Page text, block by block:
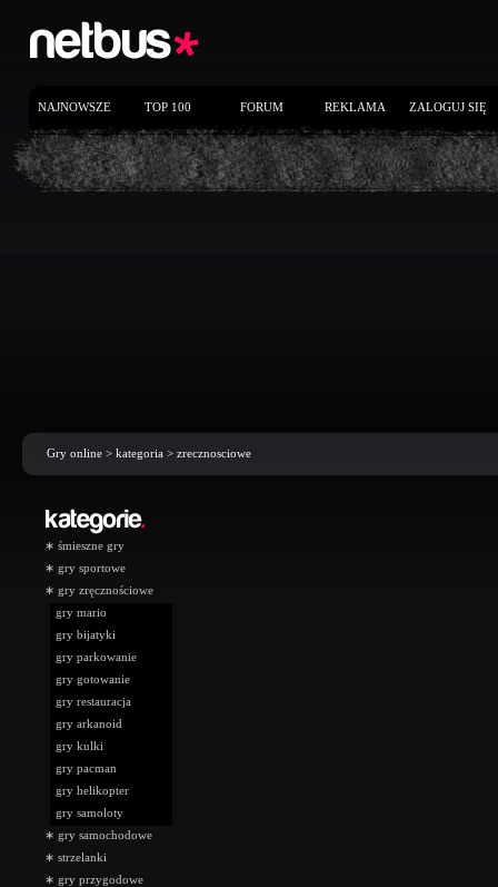
NAJNOWSZE TOP 100 FORUM REKLAMA ZALOGUJ SIĘ
Gry online > kategoria > zrecznosciowe
∗ śmieszne gry
∗ gry sportowe
∗ gry zręcznościowe
gry mario
gry bijatyki
gry parkowanie
gry gotowanie
gry restauracja
gry arkanoid
gry kulki
gry pacman
gry helikopter
gry samoloty
∗ gry samochodowe
∗ strzelanki
∗ gry przygodowe